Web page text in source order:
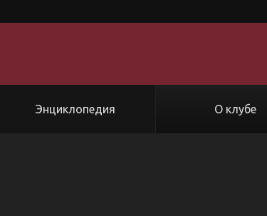
Энциклопедия О клубе